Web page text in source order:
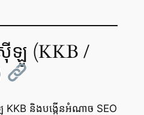
ឡូ (KKB /
KKB និងបង្កើនអំណាច SEO